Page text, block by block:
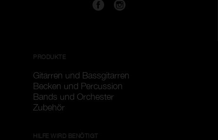
PRODUKTE
Gitarren und Bassgitarren
Becken und Percussion
Bands und Orchester
Zubehör
HILFE WIRD BENÖTIGT